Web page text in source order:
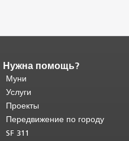
Конец содержимого
страницы.
страницы повторяется на каждой
странице.
основного содержимого .
Нужна помощь?
Муни
Услуги
Проекты
Передвижение по городу
SF 311